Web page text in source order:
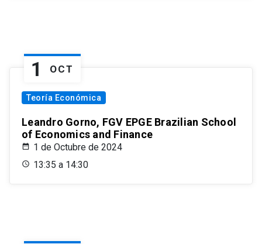
1 OCT
Teoría Económica
Leandro Gorno, FGV EPGE Brazilian School
of Economics and Finance
1 de Octubre de 2024
13:35 a 14:30